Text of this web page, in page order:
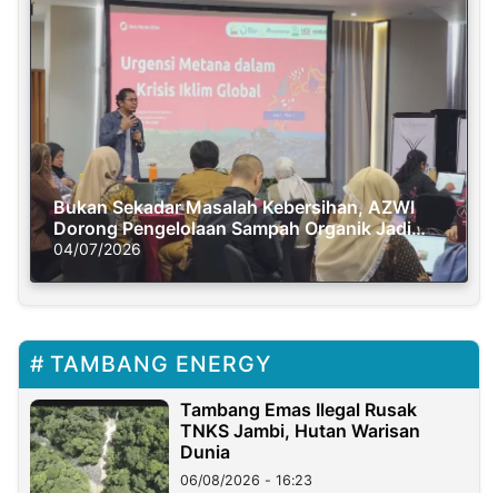
Bukan Sekadar Masalah Kebersihan, AZWI
Dorong Pengelolaan Sampah Organik Jadi
Solusi Krisis Iklim
04/07/2026
TAMBANG ENERGY
Tambang Emas Ilegal Rusak
TNKS Jambi, Hutan Warisan
Dunia
06/08/2026 - 16:23